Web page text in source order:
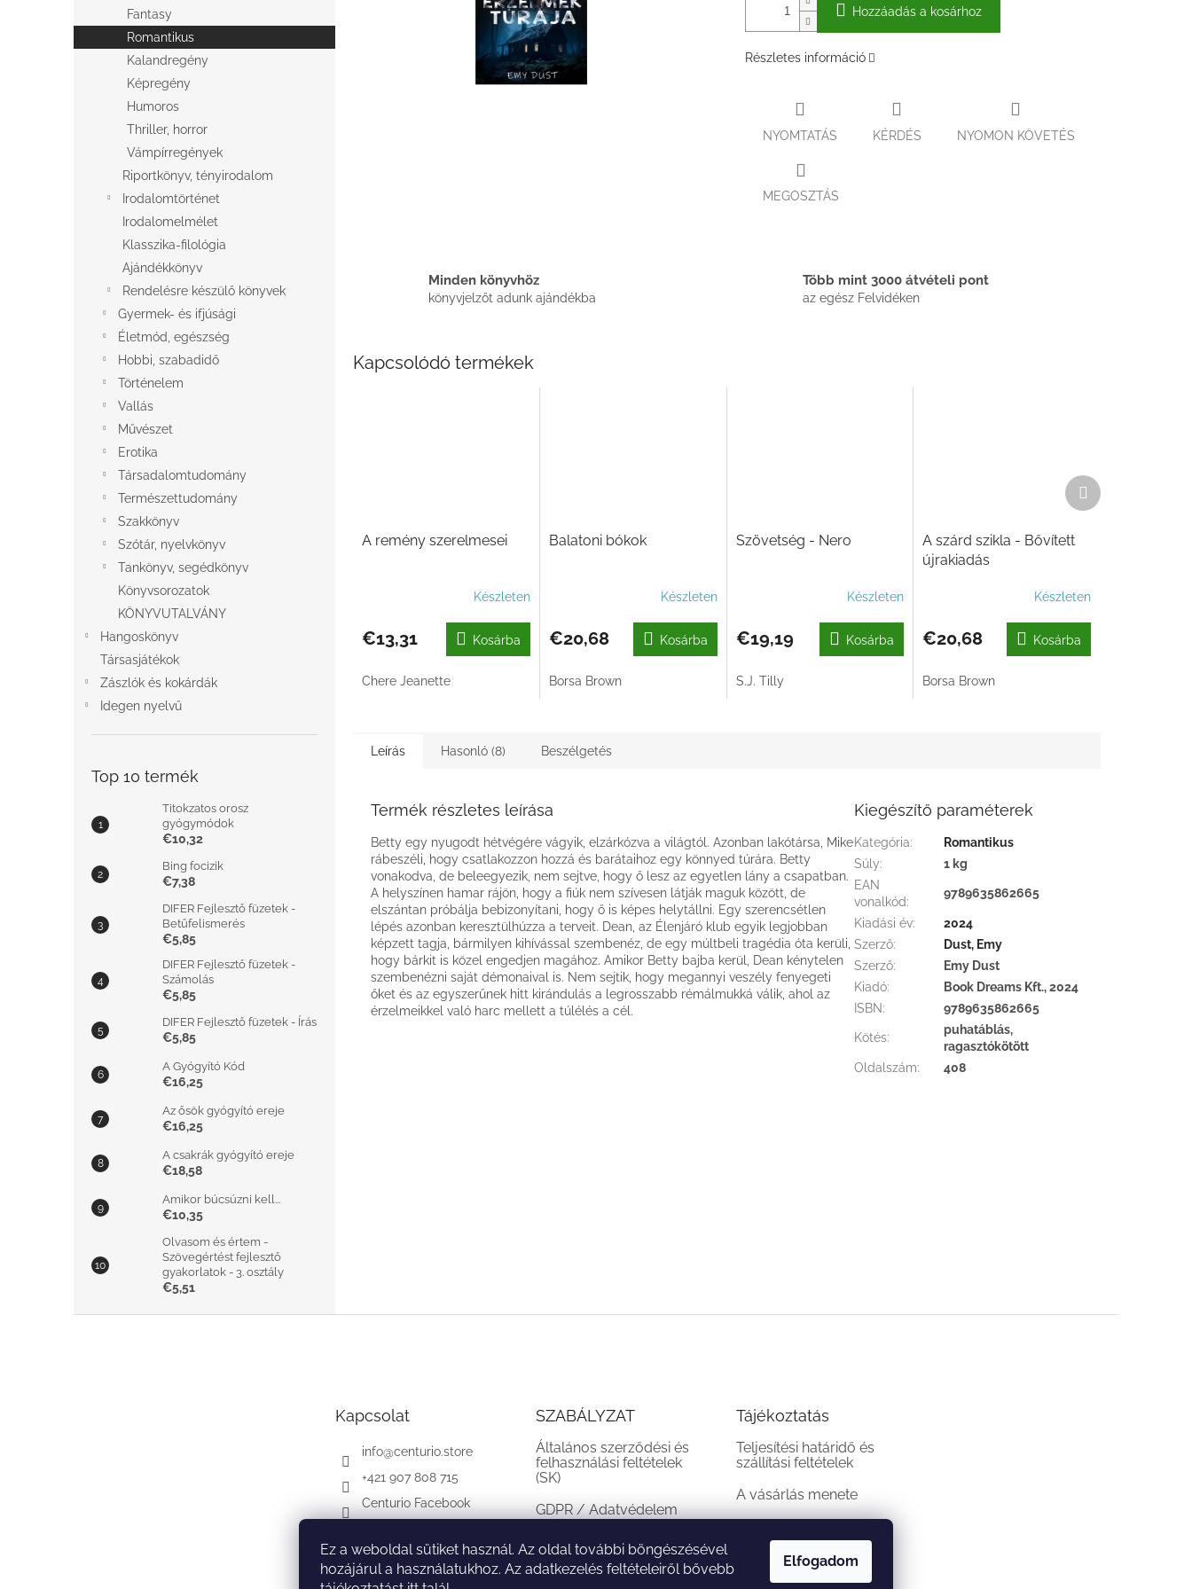
Ez a weboldal sütiket használ. Az oldal további böngészésével
hozájárul a használatukhoz. Az adatkezelés feltételeiről bővebb
Elfogadom
Fantasy
Romantikus
Kalandregény
Képregény
Humoros
Thriller, horror
Vámpírregények
Riportkönyv, tényirodalom
Irodalomtörténet
Irodalomelmélet
Klasszika-filológia
Ajándékkönyv
Rendelésre készülő könyvek
Gyermek- és ifjúsági
Életmód, egészség
Hobbi, szabadidő
Történelem
Vallás
Művészet
Erotika
Társadalomtudomány
Természettudomány
Szakkönyv
Szótár, nyelvkönyv
Tankönyv, segédkönyv
Könyvsorozatok
KÖNYVUTALVÁNY
Hangoskönyv
Társasjátékok
Zászlók és kokárdák
Idegen nyelvű
Top 10 termék
Titokzatos orosz
gyógymódok
€10,32
Bing focizik
€7,38
DIFER Fejlesztő füzetek -
Betűfelismerés
€5,85
DIFER Fejlesztő füzetek -
Számolás
€5,85
DIFER Fejlesztő füzetek - Írás
€5,85
A Gyógyító Kód
€16,25
Az ősök gyógyító ereje
€16,25
A csakrák gyógyító ereje
€18,58
Amikor búcsúzni kell...
€10,35
Olvasom és értem -
Szövegértést fejlesztő
gyakorlatok - 3. osztály
€5,51
Hozzáadás a kosárhoz
Részletes információ
NYOMTATÁS KÉRDÉS NYOMON KÖVETÉS
MEGOSZTÁS
Minden könyvhöz
könyvjelzőt adunk ajándékba
Több mint 3000 átvételi pont
az egész Felvidéken
Kapcsolódó termékek
A remény szerelmesei
Készleten
€13,31 Kosárba
Chere Jeanette
Balatoni bókok
Készleten
€20,68 Kosárba
Borsa Brown
Szövetség - Nero
Készleten
€19,19 Kosárba
S.J. Tilly
A szárd szikla - Bővített
újrakiadás
Készleten
€20,68 Kosárba
Borsa Brown
Következő
termék
Leírás Hasonló (8) Beszélgetés
Termék részletes leírása
Betty egy nyugodt hétvégére vágyik, elzárkózva a világtól. Azonban lakótársa, Mike
rábeszéli, hogy csatlakozzon hozzá és barátaihoz egy könnyed túrára. Betty
vonakodva, de beleegyezik, nem sejtve, hogy ő lesz az egyetlen lány a csapatban.
A helyszínen hamar rájön, hogy a fiúk nem szívesen látják maguk között, de
elszántan próbálja bebizonyítani, hogy ő is képes helytállni. Egy szerencsétlen
lépés azonban keresztülhúzza a terveit. Dean, az Élenjáró klub egyik legjobban
képzett tagja, bármilyen kihívással szembenéz, de egy múltbeli tragédia óta kerüli,
hogy bárkit is közel engedjen magához. Amikor Betty bajba kerül, Dean kénytelen
szembenézni saját démonaival is. Nem sejtik, hogy megannyi veszély fenyegeti
őket és az egyszerűnek hitt kirándulás a legrosszabb rémálmukká válik, ahol az
érzelmeikkel való harc mellett a túlélés a cél.
Kiegészítő paraméterek
Kategória:
Romantikus
Súly:
1 kg
EAN
vonalkód:
9789635862665
Kiadási év:
2024
Szerző:
Dust, Emy
Szerző:
Emy Dust
Kiadó:
Book Dreams Kft., 2024
ISBN: 9789635862665
Kötés:
puhatáblás,
ragasztókötött
Oldalszám: 408
Kapcsolat
info@centurio.store
+421 907 808 715
Centurio Facebook
SZABÁLYZAT
Általános szerződési és
felhasználási feltételek
(SK)
GDPR / Adatvédelem
(SK)
Reklamációs feltételek
(SK)
Tájékoztatás
Teljesítési határidő és
szállítási feltételek
A vásárlás menete